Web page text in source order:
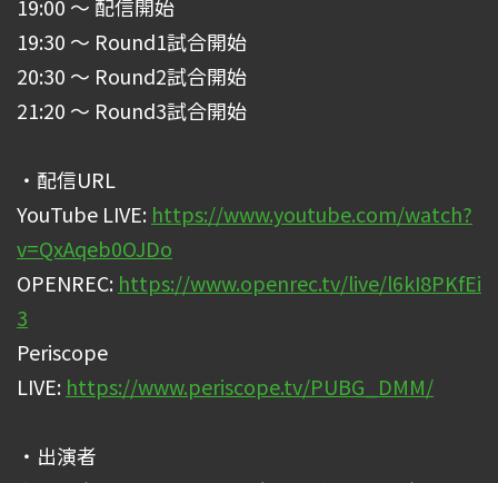
19:00 ～ 配信開始
19:30 ～ Round1試合開始
20:30 ～ Round2試合開始
21:20 ～ Round3試合開始
・配信URL
YouTube LIVE: https://www.youtube.com/watch?
v=QxAqeb0OJDo
OPENREC: https://www.openrec.tv/live/l6kI8PKfEi
3
Periscope
LIVE: https://www.periscope.tv/PUBG_DMM/
・出演者